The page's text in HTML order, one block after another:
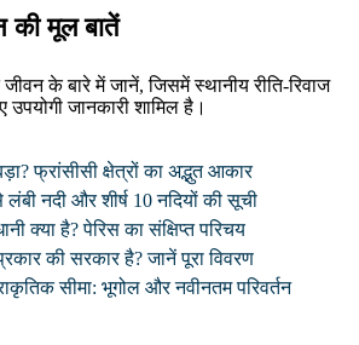
की मूल बातें
जीवन के बारे में जानें, जिसमें स्थानीय रीति-रिवाज
उपयोगी जानकारी शामिल है।
फ्रांसीसी क्षेत्रों का अद्भुत आकार
नदी और शीर्ष 10 नदियों की सूची
क्या है? पेरिस का संक्षिप्त परिचय
की सरकार है? जानें पूरा विवरण
सीमा: भूगोल और नवीनतम परिवर्तन